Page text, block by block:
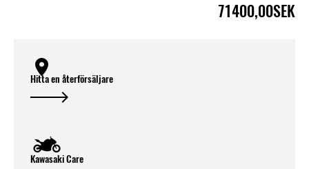
71400,00SEK
Hitta en återförsäljare
Kawasaki Care